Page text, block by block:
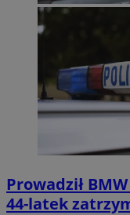
Prowadził
44-latek